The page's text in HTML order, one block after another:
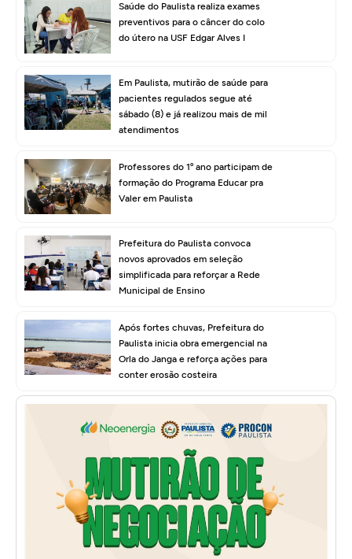
Saúde do Paulista realiza exames
preventivos para o câncer do colo
do útero na USF Edgar Alves I
Em Paulista, mutirão de saúde para
pacientes regulados segue até
sábado (8) e já realizou mais de mil
atendimentos
Professores do 1º ano participam de
formação do Programa Educar pra
Valer em Paulista
Prefeitura do Paulista convoca
novos aprovados em seleção
simplificada para reforçar a Rede
Municipal de Ensino
Após fortes chuvas, Prefeitura do
Paulista inicia obra emergencial na
Orla do Janga e reforça ações para
conter erosão costeira